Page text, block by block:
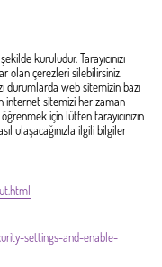
kuruludur. Tarayıcınızı
olan çerezleri silebilirsiniz.
durumlarda web sitemizin bazı
internet sitemizi her zaman
için lütfen tarayıcınızın
ulaşacağınızla ilgili bilgiler
settings-and-enable-